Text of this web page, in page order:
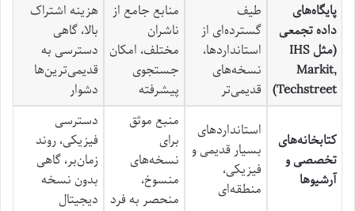
پایگاه‌های
داده تجمعی
(مثل IHS
Markit,
Techstreet)
طیف
گسترده‌ای از
استانداردها،
نسخه‌های
قدیمی‌تر
منابع جامع از
ناشران
مختلف، امکان
جستجوی
پیشرفته
هزینه اشتراک
بالا، گاهی
دسترسی به
قدیمی‌ترین‌ها
دشوار
کتابخانه‌های
تخصصی و
آرشیوها
استانداردهای
بسیار قدیمی و
فیزیکی،
منطقه‌ای
منبع موثق
برای
نسخه‌های
منسوخ،
منحصر به فرد
دسترسی
فیزیکی، روند
زمان‌بر، گاهی
بدون نسخه
دیجیتال